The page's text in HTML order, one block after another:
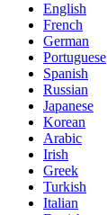
English
French
German
Portuguese
Spanish
Russian
Japanese
Korean
Arabic
Irish
Greek
Turkish
Italian